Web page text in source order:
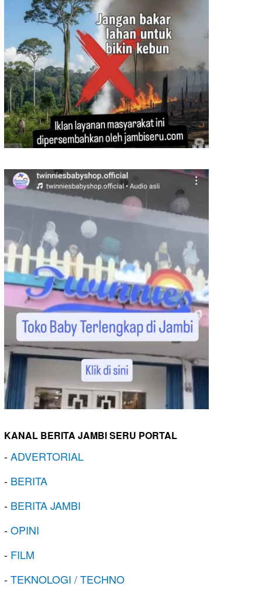
KANAL BERITA JAMBI SERU PORTAL
-ADVERTORIAL
- BERITA
- BERITA JAMBI
-OPINI
- FILM
-TEKNOLOGI / TECHNO